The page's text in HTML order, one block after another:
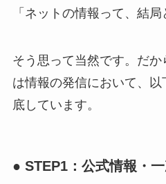
「ネットの情報って、結局
そう思って当然です。だ
は情報の発信において、
底しています。
● STEP1：公式情報・